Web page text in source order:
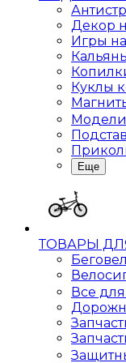
Декор
Игры
Куклы
Еще
ТОВАРЫ
Все